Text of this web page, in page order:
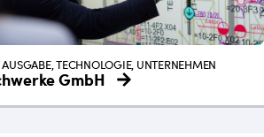
AUSGABE, TECHNOLOGIE, UNTERNEHMEN
GmbH